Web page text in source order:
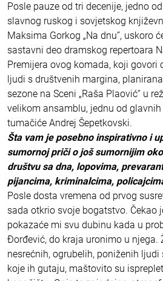
Posle pauze od tri decenije, jedno
slavnog ruskog i sovjetskog
Maksima Gorkog „Na dnu”, uskoro
sastavni deo dramskog repertoara
Premijera ovog komada, koji govori
ljudi s društvenih margina,
sezone na Sceni „Raša Plaović“ u
velikom ansamblu, jednu od
tumačiće Andrej Šepetkovski.
Šta vam je posebno inspirativno i
sumornoj priči o još sumornijim
društvu sa dna, lopovima,
pijancima, kriminalcima,
Posle dosta vremena od prvog
sada otkrio svoje bogatstvo. Čekao
pokazaće mi svu dubinu kada u
Đorđević, do kraja uronimo u njega.
nesrećnih, ogrubelih, poniženih
koje ih gutaju, maštovito su